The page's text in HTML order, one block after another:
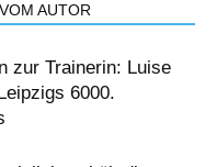
AUTOR
zur Trainerin: Luise
6000.